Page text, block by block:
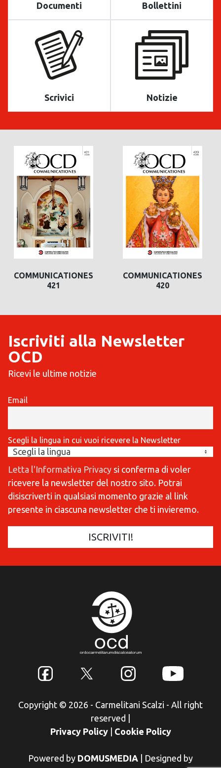
Documenti Bollettini
Scrivici Notizie
COMMUNICATIONES
421
COMMUNICATIONES
420
Iscriviti alla Newsletter
OCD
Ricevi le ultime notizie
Email
Scegli la lingua in cui vuoi ricevere la Newsletter
Letta l'Informativa Privacy si conferma di voler
ricevere la newsletter del nostro sito. Potrai
disiscriverti in qualsiasi momento grazie al link
presente in ciascuna newsletter che ti invieremo.
Copyright © 2026 - Carmelitani Scalzi - All right
reserved
Privacy Policy
Cookie Policy
Powered by DOMUSMEDIA
Designed by